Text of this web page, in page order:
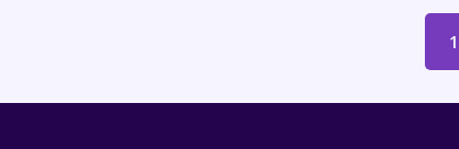
Energetică
1